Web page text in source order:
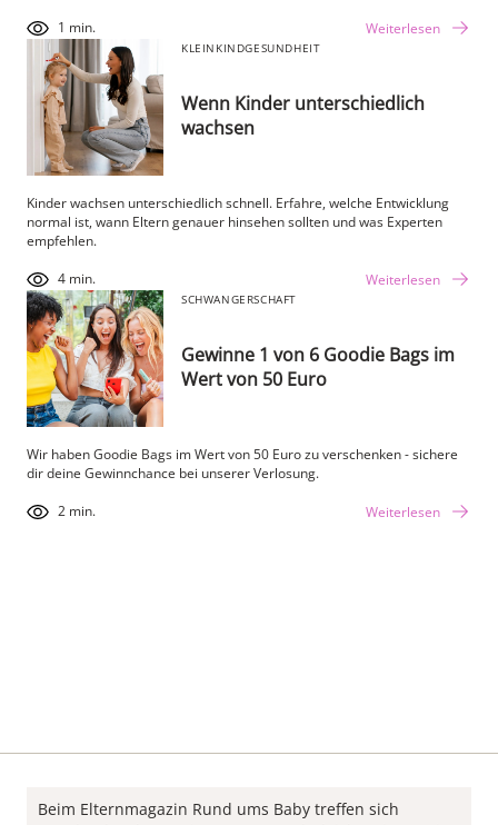
Weiterlesen
1 min.
KLEINKINDGESUNDHEIT
Wenn Kinder unterschiedlich
wachsen
Kinder wachsen unterschiedlich schnell. Erfahre, welche Entwicklung
normal ist, wann Eltern genauer hinsehen sollten und was Experten
empfehlen.
Weiterlesen
4 min.
SCHWANGERSCHAFT
Gewinne 1 von 6 Goodie Bags im
Wert von 50 Euro
Wir haben Goodie Bags im Wert von 50 Euro zu verschenken - sichere
dir deine Gewinnchance bei unserer Verlosung.
Weiterlesen
2 min.
Beim Elternmagazin Rund ums Baby treffen sich